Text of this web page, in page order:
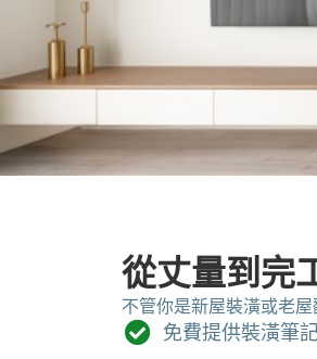
新屋裝
PULO 為你找到
從丈量到完
不管你是新屋裝潢或老
免費提供裝潢筆